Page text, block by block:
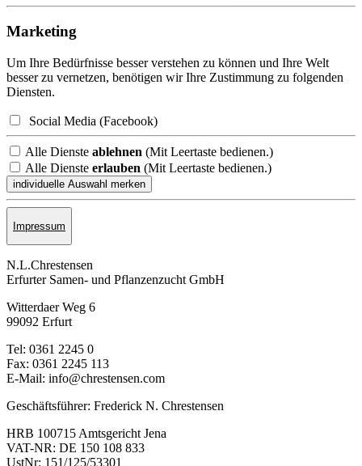
Marketing
Um Ihre Bedürfnisse besser verstehen zu können und Ihre Welt
besser zu vernetzen, benötigen wir Ihre Zustimmung zu folgenden
Diensten.
Social Media (Facebook)
Alle Dienste ablehnen (Mit Leertaste bedienen.)
Alle Dienste erlauben (Mit Leertaste bedienen.)
Impressum
N.L.Chrestensen
Erfurter Samen- und Pflanzen­zucht GmbH
Witterdaer Weg 6
99092 Erfurt
Tel: 0361 2245 0
Fax: 0361 2245 113
E-Mail: info@chrestensen.com
Geschäftsführer: Frederick N. Chrestensen
HRB 100715 Amtsgericht Jena
VAT-NR: DE 150 108 833
UstNr: 151/125/53301